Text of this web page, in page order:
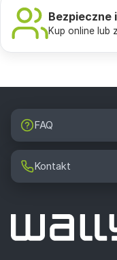
Bezpieczne
Kup online lub
FAQ
Kontakt